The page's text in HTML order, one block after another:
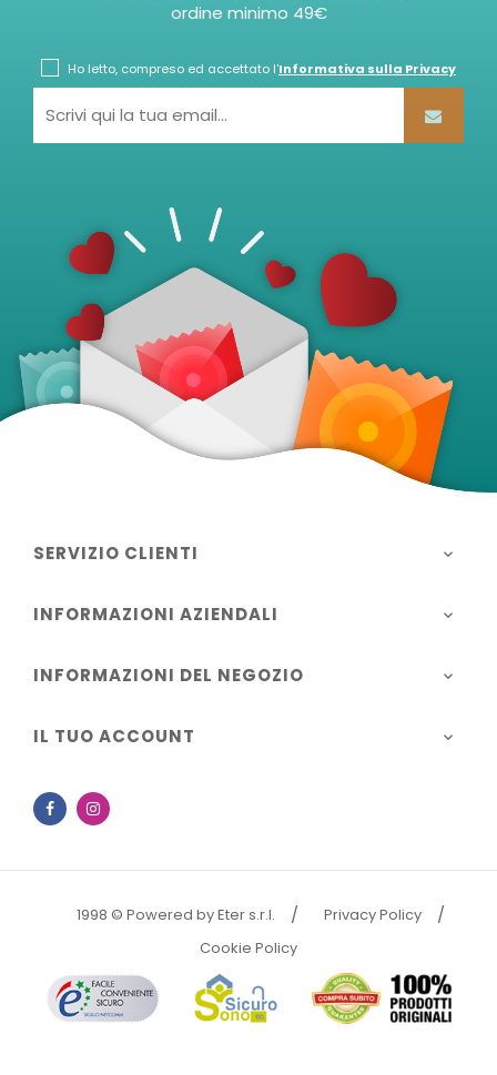
ordine minimo 49€
Ho letto, compreso ed accettato l'Informativa sulla Privacy
SERVIZIO CLIENTI 
INFORMAZIONI AZIENDALI 
INFORMAZIONI DEL NEGOZIO 
IL TUO ACCOUNT 
Facebook
1998 © Powered by Eter s.r.l.
Privacy Policy
Cookie Policy